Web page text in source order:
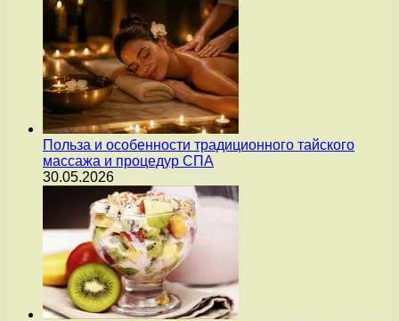
Польза и особенности традиционного тайского
массажа и процедур СПА
30.05.2026